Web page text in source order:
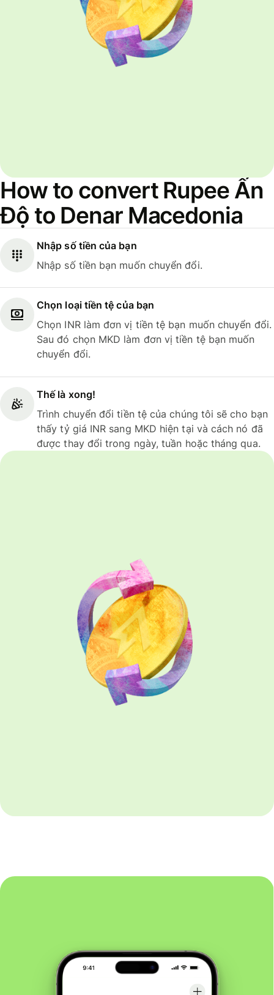
How to convert Rupee Ấn
Độ to Denar Macedonia
Nhập số tiền của bạn
Nhập số tiền bạn muốn chuyển đổi.
Chọn loại tiền tệ của bạn
Chọn INR làm đơn vị tiền tệ bạn muốn chuyển đổi.
Sau đó chọn MKD làm đơn vị tiền tệ bạn muốn
chuyển đổi.
Thế là xong!
Trình chuyển đổi tiền tệ của chúng tôi sẽ cho bạn
thấy tỷ giá INR sang MKD hiện tại và cách nó đã
được thay đổi trong ngày, tuần hoặc tháng qua.